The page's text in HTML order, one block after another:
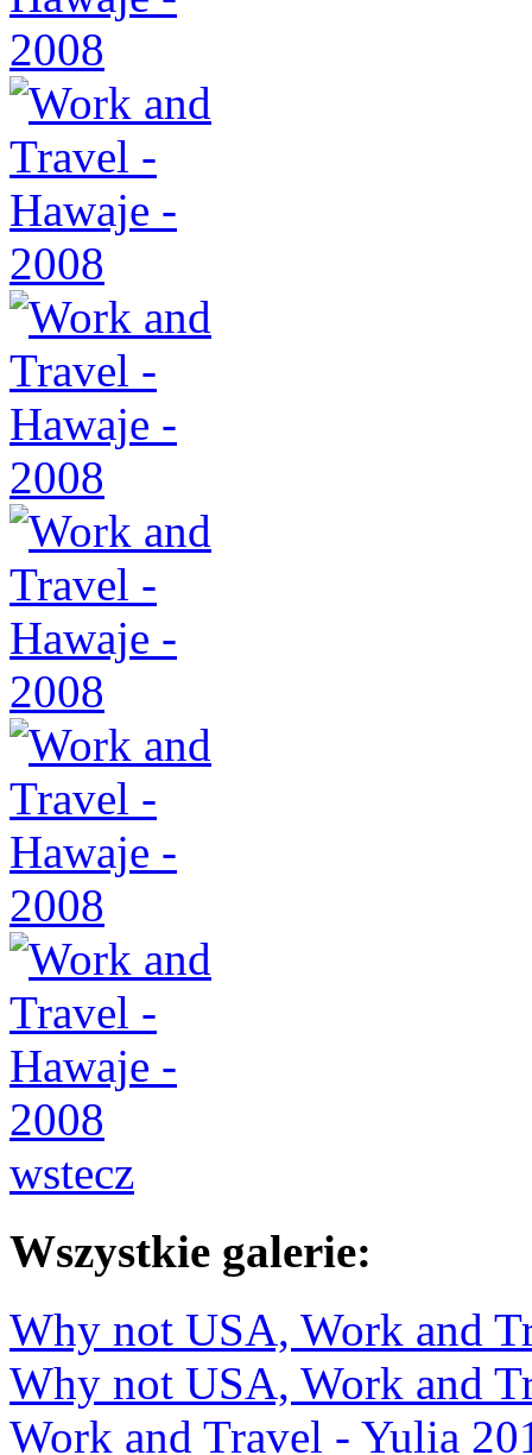
wstecz
Wszystkie galerie:
Why not USA, Work and
Why not USA, Work and
Work and Travel - Yulia